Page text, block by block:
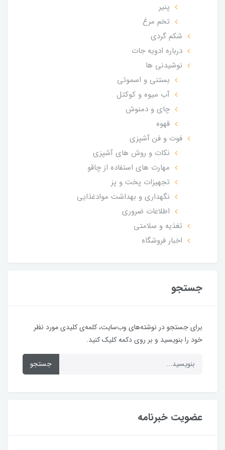
پنیر
تخم مرغ
شکم گردی
درباره ادویه جات
نوشیدنی ها
بستنی و اسموتی
آب میوه و کوکتل
چای و دمنوش
قهوه
فوت و فن آشپزی
نکات و روش های آشپزی
مهارت های استفاده از چاقو
تجهیزات پخت و پز
نگهداری و بهداشت موادغذایی
اطلاعات ضروری
تغذیه و سلامتی
اخبار فروشگاه
جستجو
برای جستجو در نوشته‌های وب‌سایت، کلمه‌ی کلیدی مورد نظر
خود را بنویسید و بر روی دکمه کلیک کنید.
جستجو
عضویت خبرنامه